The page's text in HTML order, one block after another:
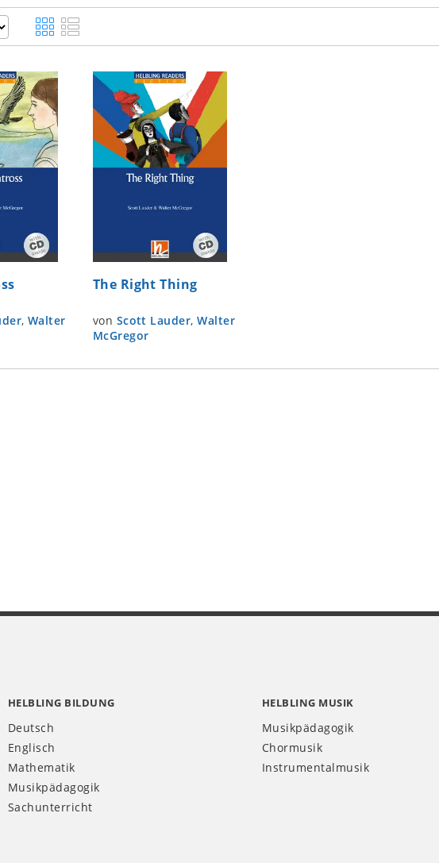
, Walter
The Right Thing
von Scott Lauder,Walter
McGregor
HELBLING BILDUNG
Deutsch
Englisch
Mathematik
Musikpädagogik
Sachunterricht
HELBLING MUSIK
Musikpädagogik
Chormusik
Instrumentalmusik